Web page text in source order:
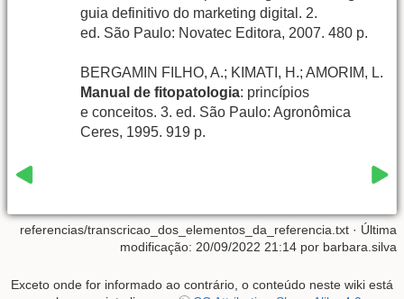
guia definitivo do marketing digital. 2.
ed. São Paulo: Novatec Editora, 2007. 480 p.
BERGAMIN FILHO, A.; KIMATI, H.; AMORIM, L.
Manual de fitopatologia: princípios
e conceitos. 3. ed. São Paulo: Agronômica
Ceres, 1995. 919 p.
referencias/transcricao_dos_elementos_da_referencia.txt · Última
modificação: 20/09/2022 21:14 por barbara.silva
Exceto onde for informado ao contrário, o conteúdo neste wiki está